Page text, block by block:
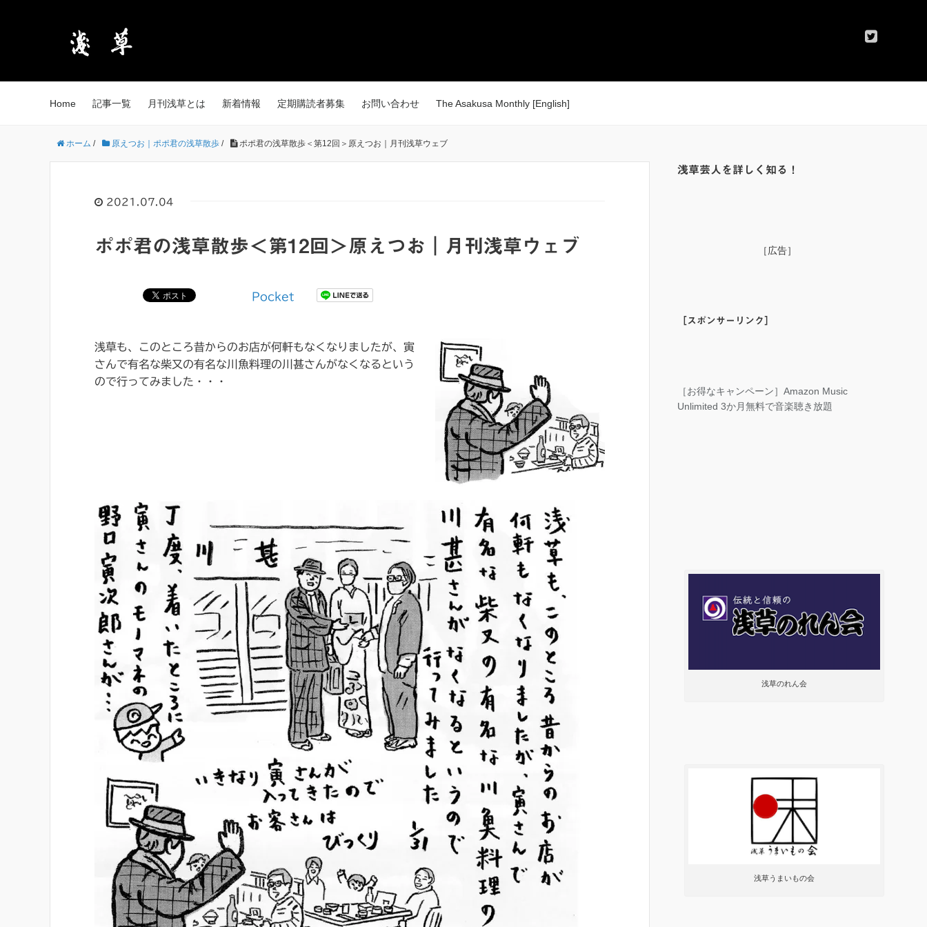
Home 記事一覧 月刊浅草とは 新着情報 定期購読者募集 お問い合わせ The Asakusa Monthly [English]
ホーム / 原えつお｜ポポ君の浅草散歩 / ポポ君の浅草散歩＜第12回＞原えつお｜月刊浅草ウェブ
2021.07.04
ポポ君の浅草散歩＜第12回＞原えつお｜月刊浅草ウェブ
Pocket
浅草も、このところ昔からのお店が何軒もなくなりましたが、寅
さんで有名な柴又の有名な川魚料理の川甚さんがなくなるという
ので行ってみました・・・
浅草芸人を詳しく知る！
［広告］
［スポンサーリンク］
［お得なキャンペーン］Amazon Music
Unlimited 3か月無料で音楽聴き放題
浅草のれん会
浅草うまいもの会